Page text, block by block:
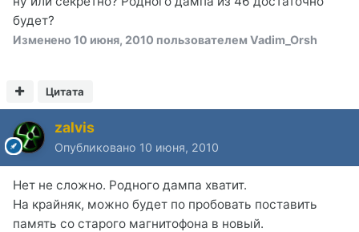
будет?
Изменено 10 июня, 2010 пользователем Vadim_Orsh
Цитата
zalvis
Опубликовано 10 июня, 2010
Нет не сложно. Родного дампа хватит.
На крайняк, можно будет по пробовать поставить
память со старого магнитофона в новый.